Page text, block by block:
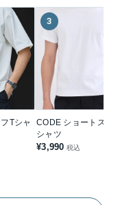
Tシャ
3
CODE ショートスリ
シャツ
¥3,990 税込